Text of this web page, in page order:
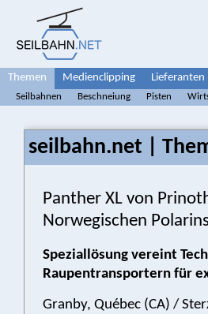
Themen Medienclipping Lieferanten
Seilbahnen Beschneiung Pisten
seilbahn.net |
Panther XL von
Norwegischen
Speziallösung vereint
Raupentransportern für
Granby, Québec (CA) /